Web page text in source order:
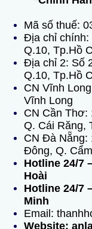
Mã số thuế:
Địa chỉ chính:
Q.10, Tp.Hồ
Địa chỉ 2: Số
Q.10, Tp.Hồ
CN Vĩnh
Vĩnh Long
CN Cần Thơ:
Q. Cái Răng,
CN Đà Nẵng:
Đông, Q.
Hotline 24/7
Hoài
Hotline 24/7
Minh
Email:
Website: